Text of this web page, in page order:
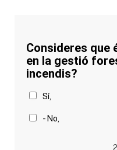
Consideres que
en la gestió
incendis?
Sí,
- No,